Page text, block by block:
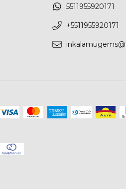
5511955920171
+5511955920171